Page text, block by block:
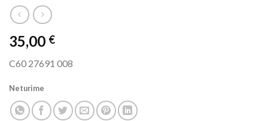
35,00 €
C60 27691 008
Neturime